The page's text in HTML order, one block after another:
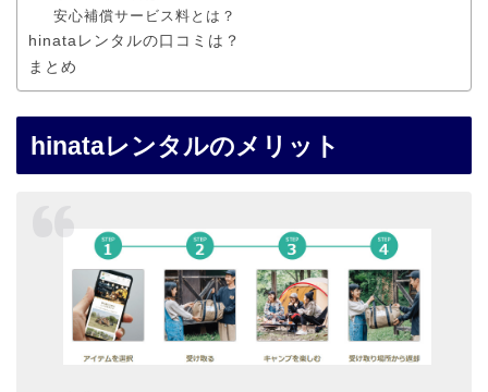
安心補償サービス料とは？
hinataレンタルの口コミは？
まとめ
hinataレンタルのメリット